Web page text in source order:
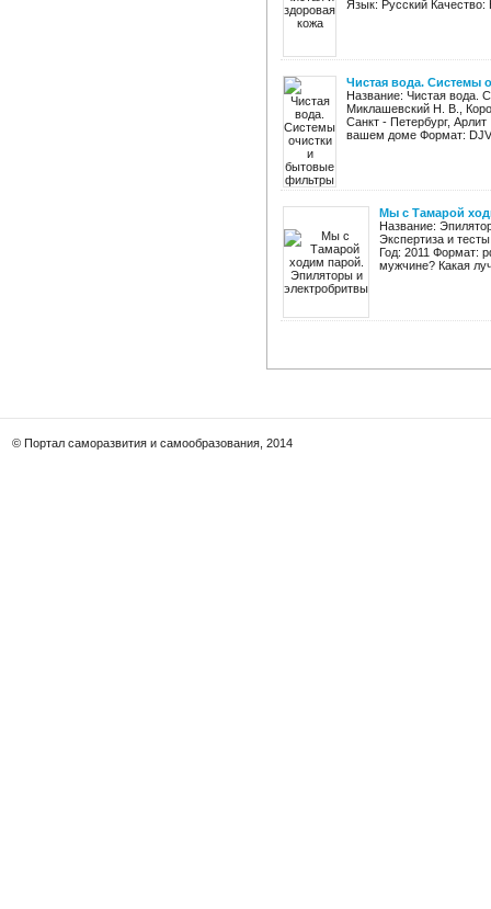
Язык: Русский
Чистая вода. Системы
Название: Чистая вода.
Миклашевский Н. В.,
Санкт - Петербург,
вашем доме Формат:
Мы с Тамарой
Название:
Экспертиза и
Год: 2011 Формат:
мужчине? Какая
© Портал саморазвития и самообразования, 2014